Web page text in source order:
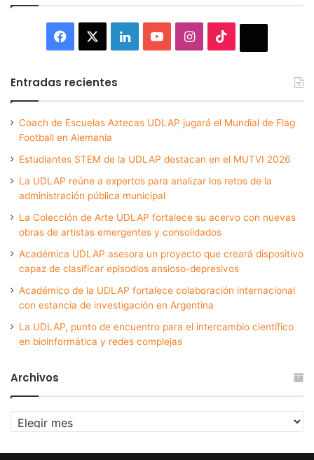
Facebook LinkedInYouTubeInstagram
Entradas recientes
Coach de Escuelas Aztecas UDLAP jugará el Mundial de Flag
Football en Alemania
Estudiantes STEM de la UDLAP destacan en el MUTVI 2026
La UDLAP reúne a expertos para analizar los retos de la
administración pública municipal
La Colección de Arte UDLAP fortalece su acervo con nuevas
obras de artistas emergentes y consolidados
Académica UDLAP asesora un proyecto que creará dispositivo
capaz de clasificar episodios ansioso-depresivos
Académico de la UDLAP fortalece colaboración internacional
con estancia de investigación en Argentina
La UDLAP, punto de encuentro para el intercambio científico
en bioinformática y redes complejas
Archivos
Archivos